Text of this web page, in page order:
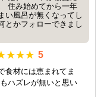
住み始めてから一年
い風呂が無くなってし
とかフォローできまし
5
食材には恵まれてま
ハズレが無いと思い